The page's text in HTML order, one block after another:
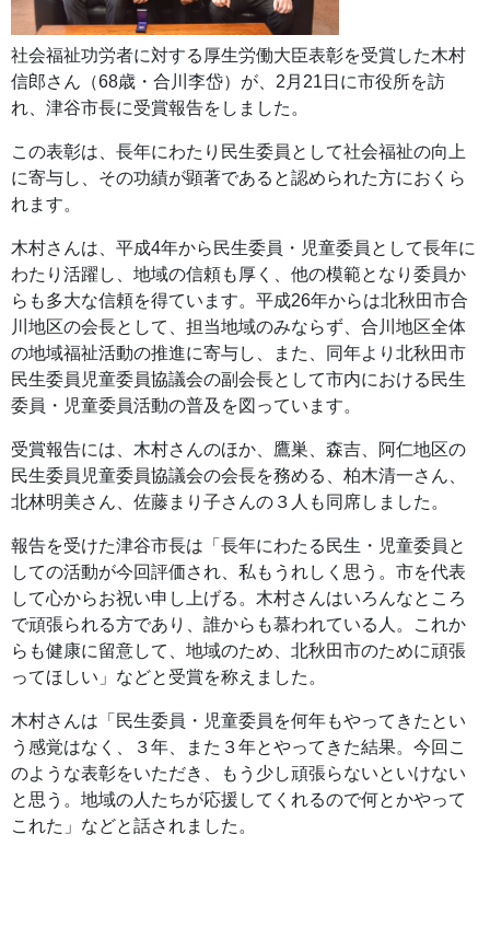
社会福祉功労者に対する厚生労働大臣表彰を受賞した木村
信郎さん（68歳・合川李岱）が、2月21日に市役所を訪
れ、津谷市長に受賞報告をしました。
この表彰は、長年にわたり民生委員として社会福祉の向上
に寄与し、その功績が顕著であると認められた方におくら
れます。
木村さんは、平成4年から民生委員・児童委員として長年に
わたり活躍し、地域の信頼も厚く、他の模範となり委員か
らも多大な信頼を得ています。平成26年からは北秋田市合
川地区の会長として、担当地域のみならず、合川地区全体
の地域福祉活動の推進に寄与し、また、同年より北秋田市
民生委員児童委員協議会の副会長として市内における民生
委員・児童委員活動の普及を図っています。
受賞報告には、木村さんのほか、鷹巣、森吉、阿仁地区の
民生委員児童委員協議会の会長を務める、柏木清一さん、
北林明美さん、佐藤まり子さんの３人も同席しました。
報告を受けた津谷市長は「長年にわたる民生・児童委員と
しての活動が今回評価され、私もうれしく思う。市を代表
して心からお祝い申し上げる。木村さんはいろんなところ
で頑張られる方であり、誰からも慕われている人。これか
らも健康に留意して、地域のため、北秋田市のために頑張
ってほしい」などと受賞を称えました。
木村さんは「民生委員・児童委員を何年もやってきたとい
う感覚はなく、３年、また３年とやってきた結果。今回こ
のような表彰をいただき、もう少し頑張らないといけない
と思う。地域の人たちが応援してくれるので何とかやって
これた」などと話されました。